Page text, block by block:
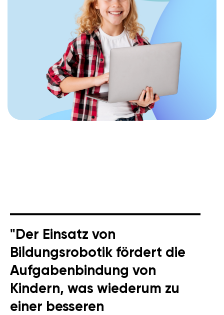
"Der Einsatz von
Bildungsrobotik fördert die
Aufgabenbindung von
Kindern, was wiederum zu
einer besseren